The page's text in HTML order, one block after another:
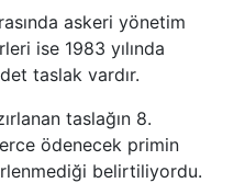
askeri yönetim
ise 1983 yılında
taslak vardır.
taslağın 8.
ödenecek primin
belirtiliyordu.